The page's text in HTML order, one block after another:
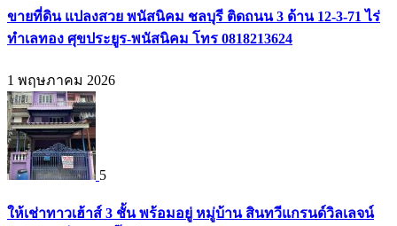
ขายที่ดิน แปลงสวย พนัสนิคม ชลบุรี ติดถนน 3 ด้าน 12-3-71 ไร่
ทำเลทอง ศุขประยูร-พนัสนิคม โทร 0818213624
1 พฤษภาคม 2026
5
ให้เช่าทาวเฮ้าส์ 3 ชั้น พร้อมอยู่ หมู่บ้าน สินทวีแกรนด์วิลเลจน์